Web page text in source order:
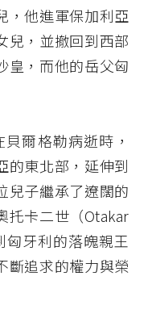
，他進軍保加利亞
兒，並撤回到西部
皇，而他的岳父匈
爾格勒病逝時，
的東北部，延伸到
兒子繼承了遼闊的
托卡二世（Otakar
牙利的落魄親王
斷追求的權力與榮